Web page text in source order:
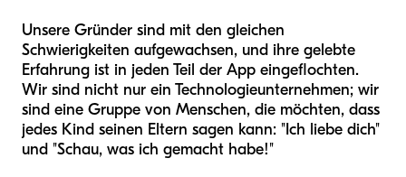
Unsere Gründer sind mit den gleichen
Schwierigkeiten aufgewachsen, und ihre gelebte
Erfahrung ist in jeden Teil der App eingeflochten.
Wir sind nicht nur ein Technologieunternehmen; wir
sind eine Gruppe von Menschen, die möchten, dass
jedes Kind seinen Eltern sagen kann: "Ich liebe dich"
und "Schau, was ich gemacht habe!"